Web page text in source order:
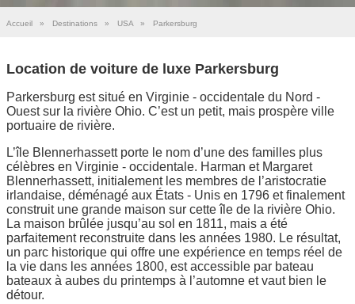
Accueil » Destinations » USA » Parkersburg
Location de voiture de luxe Parkersburg
Parkersburg est situé en Virginie - occidentale du Nord -
Ouest sur la rivière Ohio. C’est un petit, mais prospère ville
portuaire de rivière.
L’île Blennerhassett porte le nom d’une des familles plus
célèbres en Virginie - occidentale. Harman et Margaret
Blennerhassett, initialement les membres de l’aristocratie
irlandaise, déménagé aux États - Unis en 1796 et finalement
construit une grande maison sur cette île de la rivière Ohio.
La maison brûlée jusqu’au sol en 1811, mais a été
parfaitement reconstruite dans les années 1980. Le résultat,
un parc historique qui offre une expérience en temps réel de
la vie dans les années 1800, est accessible par bateau
bateaux à aubes du printemps à l’automne et vaut bien le
détour.